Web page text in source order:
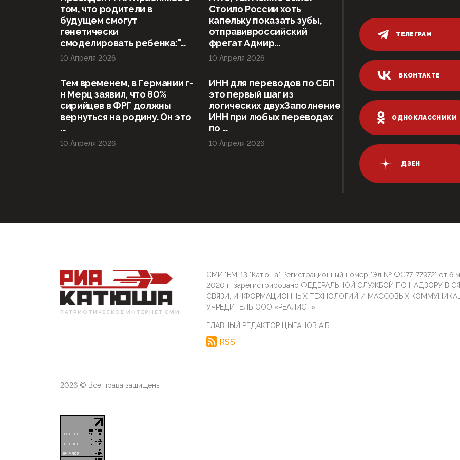
том, что родители в
будущем смогут
генетически
смоделировать ребенка:"...
10 Апреля 2026
Стоило России хоть
капельку показать зубы,
отправивроссийский
фрегат Адмир...
10 Апреля 2026
Тем временем, в Германии г-
н Мерц заявил, что 80%
сирийцев в ФРГ должны
вернуться на родину. Он это
...
10 Апреля 2026
ИНН для переводов по СБП
это первый шаг из
логических двухЗаполнение
ИНН при любых переводах
по ...
10 Апреля 2026
ТЕЛЕГРАМ
ВКОНТАКТЕ
ОДНОКЛАССНИКИ
ДЗЕН
ПАТРИОТИЧЕСКОЕ ИНТЕРНЕТ СМИ
СМИ "БМ-13 "Катюша" Регистрационный номер "Эл № ФС77-77972" от 6
2020 г. зарегистрировано ФЕДЕРАЛЬНОЙ СЛУЖБОЙ ПО НАДЗОРУ В
СВЯЗИ, ИНФОРМАЦИОННЫХ ТЕХНОЛОГИЙ И МАССОВЫХ
УЧРЕДИТЕЛЬ ООО «РЕАЛИСТ»
ГЛАВНЫЙ РЕДАКТОР ЦЫГАНОВ А.Б.
RSS
2026 © Все права защищены